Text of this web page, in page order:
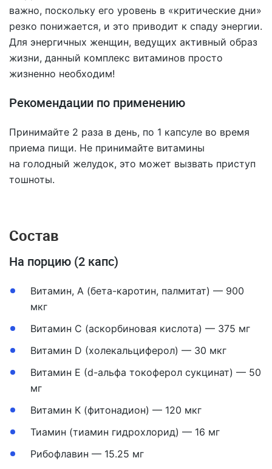
важно, поскольку его уровень в «критические дни»
резко понижается, и это приводит к спаду энергии.
Для энергичных женщин, ведущих активный образ
жизни, данный комплекс витаминов просто
жизненно необходим!
Рекомендации по применению
Принимайте 2 раза в день, по 1 капсуле во время
приема пищи. Не принимайте витамины
на голодный желудок, это может вызвать приступ
тошноты.
Состав
На порцию (2 капс)
Витамин, А (бета-каротин, палмитат) — 900
мкг
Витамин С (аскорбиновая кислота) — 375 мг
Витамин D (холекальциферол) — 30 мкг
Витамин Е (d-альфа токоферол сукцинат) — 50
мг
Витамин К (фитонадион) — 120 мкг
Тиамин (тиамин гидрохлорид) — 16 мг
Рибофлавин — 15.25 мг